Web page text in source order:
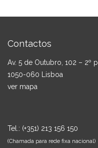
Contactos
Av. 5 de Outubro, 102 – 2º
1050-060 Lisboa
ver mapa
Tel.: (+351) 213 156 150
(Chamada para rede fixa nacional)